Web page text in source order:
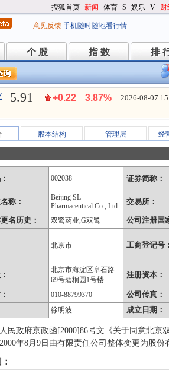
搜狐首页-新闻 -体育-S -娱乐-V- 财
意见反馈 手机随时随地看行情
个 股
个 股 指 数
指 数 排
排
5.91 +0.22 3.87% 2026-08-07
股本结构 管理层 经
002038 证券简称：
称：
Beijing SL
Pharmaceutical Co., Ltd.
交易所：
名历史： 双鹭药业,G双鹭 公司注册国
北京市 工商登记号：
北京市海淀区阜石路
69号碧桐园1号楼
注册资本：
010-88799370 公司传真：
徐明波 成立日期：
民政府京政函[2000]86号文《关于同意北京
年8月9日由有限责任公司整体变更为股份